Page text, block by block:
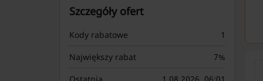
Szczegóły ofert
Kody rabatowe
1
Największy rabat
7%